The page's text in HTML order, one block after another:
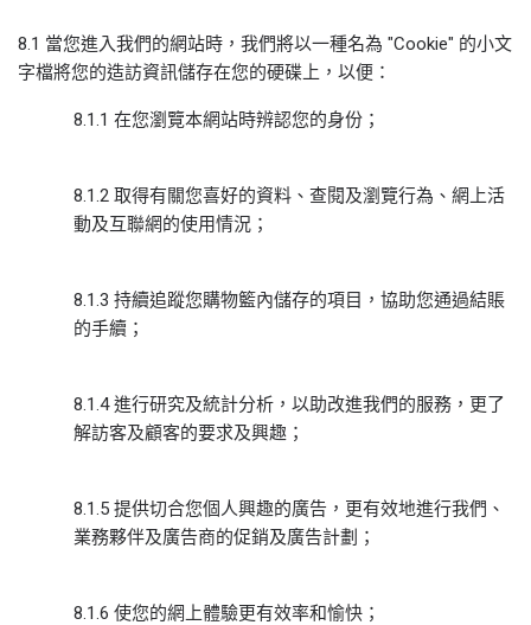
8.1 當您進入我們的網站時，我們將以一種名為 "Cookie" 的小文
字檔將您的造訪資訊儲存在您的硬碟上，以便：
8.1.1 在您瀏覽本網站時辨認您的身份；
8.1.2 取得有關您喜好的資料、查閱及瀏覽行為、網上活
動及互聯網的使用情況；
8.1.3 持續追蹤您購物籃內儲存的項目，協助您通過結賬
的手續；
8.1.4 進行研究及統計分析，以助改進我們的服務，更了
解訪客及顧客的要求及興趣；
8.1.5 提供切合您個人興趣的廣告，更有效地進行我們、
業務夥伴及廣告商的促銷及廣告計劃；
8.1.6 使您的網上體驗更有效率和愉快；